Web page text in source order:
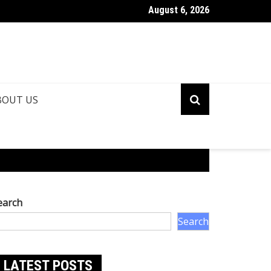
Roshan Biography: Talent, Dreams & Bollywood Journey
August 6, 2026
US
Search
LATEST POSTS